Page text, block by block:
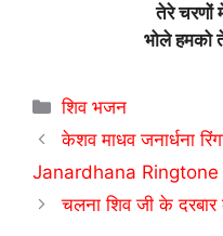
तेरे चरणों
भोले हमको
Categories
शिव भजन
केशव माधव जनार्धना
Janardhana Ringtone
चलना शिव जी के दरबार